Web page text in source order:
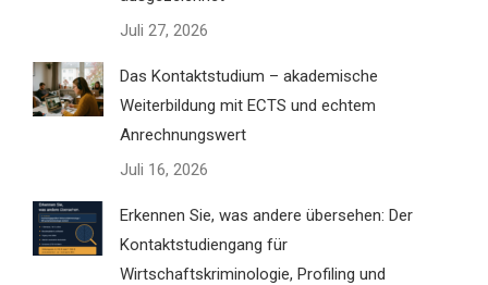
Juli 27, 2026
Das Kontaktstudium – akademische
Weiterbildung mit ECTS und echtem
Anrechnungswert
Juli 16, 2026
Erkennen Sie, was andere übersehen: Der
Kontaktstudiengang für
Wirtschaftskriminologie, Profiling und